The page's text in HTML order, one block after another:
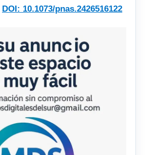
DOI: 10.1073/pnas.2426516122